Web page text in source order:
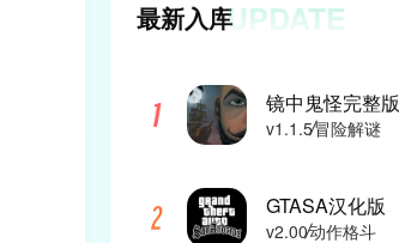
最新入库UPDATE
镜中鬼怪完整版
v1.1.5冒险解谜
GTASA汉化版
v2.00动作格斗